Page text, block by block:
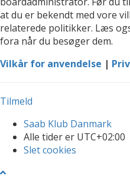
at du er bekendt med vore
relaterede politikker. Læs
fora når du besøger dem.
Vilkår for anvendelse |
Tilmeld
Saab Klub Danmark
Alle tider er UTC+02:00
Slet cookies